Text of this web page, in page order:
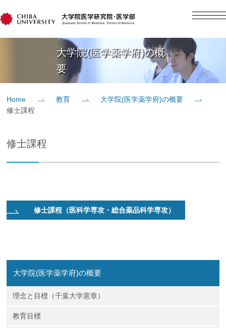
日本語
研究
社会貢献
大学院(医学薬学府)の概
要
Home 教育
大学院(医学薬学府)の概要
修士課程
修士課程
修士課程（医科学専攻・総合薬品科学専攻）
大学院(医学薬学府)の概要
理念と目標（千葉大学憲章）
教育目標